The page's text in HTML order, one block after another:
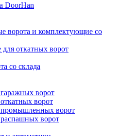
DoorHan
ворота и комплектующие со
откатных ворот
со склада
ворот
ворот
промышленных ворот
ворот